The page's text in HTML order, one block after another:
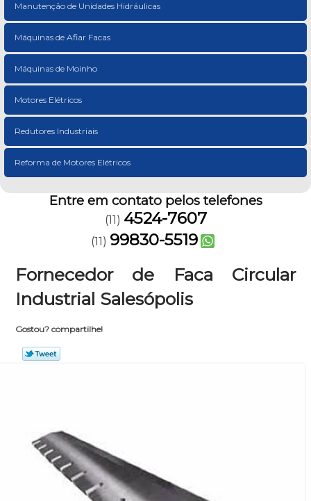
Manutenção de Unidades Hidráulicas
Máquinas de Afiar Facas
Máquinas de Moinho
Motores Elétricos
Redutores Industriais
Reforma de Motores Elétricos
Entre em contato pelos telefones
(11) 4524-7607
(11) 99830-5519
Fornecedor de Faca Circular
Industrial Salesópolis
Gostou? compartilhe!